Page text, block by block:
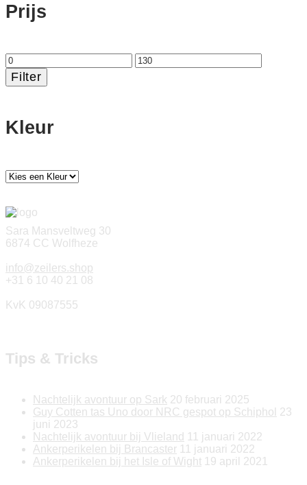
Prijs
Min.
prijs
Max.
Filter
Kleur
Sara Mansveltweg 30
6874 CC Wolfheze
info@zeilers.shop
+31 6 10 40 21 08
KvK 09087555
Tips & Tricks
Nachtelijk avontuur op Sark 20 februari 2025
Guy Cotten tas Uno door NRC gespot op Schiphol 23
juni 2023
Nachtelijk avontuur bij Vlieland 11 januari 2022
Ankerperikelen bij Brancaster 11 januari 2022
Ankerperikelen bij het Isle of Wight 19 april 2021